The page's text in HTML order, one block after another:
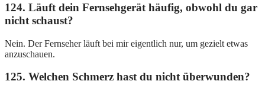
124. Läuft dein Fernsehgerät häufig, obwohl du gar
nicht schaust?
Nein. Der Fernseher läuft bei mir eigentlich nur, um gezielt etwas
anzuschauen.
125. Welchen Schmerz hast du nicht überwunden?